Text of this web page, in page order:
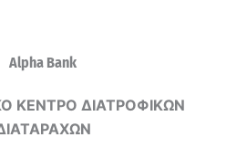
Alpha Bank
ΚΕΝΤΡΟ ΔΙΑΤΡΟΦΙΚΩΝ